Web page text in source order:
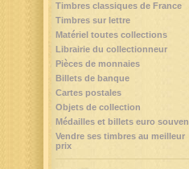
Timbres classiques de France
Timbres sur lettre
Matériel toutes collections
Librairie du collectionneur
Pièces de monnaies
Billets de banque
Cartes postales
Objets de collection
Médailles et billets euro
Vendre ses timbres au meilleur
prix